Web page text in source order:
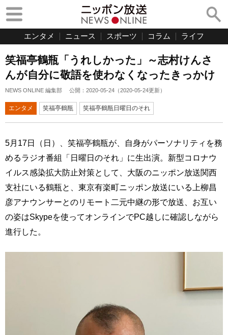
エンタメ ニュース スポーツ コラム ライフ
笑福亭鶴瓶「うれしかった」～志村けんさ
んが自分に敬語を使わなくなったきっかけ
NEWS ONLINE 編集部 公開： 2020-05-24 （2020-05-24更新）
エンタメ 笑福亭鶴瓶 笑福亭鶴瓶日曜日のそれ
5月17日（日）、笑福亭鶴瓶が、自身がパーソナリティを務
めるラジオ番組「日曜日のそれ」に生出演。新型コロナウ
イルス感染拡大防止対策として、大阪のニッポン放送関西
支社にいる鶴瓶と、東京有楽町ニッポン放送にいる上柳昌
彦アナウンサーとのリモート二元中継の形で放送、お互い
の姿はSkypeを使ってオンラインでPC越しに確認しながら
進行した。